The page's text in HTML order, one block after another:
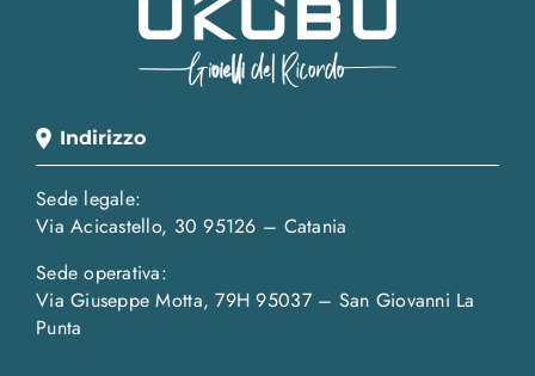
Indirizzo
Sede legale:
Via Acicastello, 30 95126 – Catania
Sede operativa:
Via Giuseppe Motta, 79H 95037 – San Giovanni La
Punta